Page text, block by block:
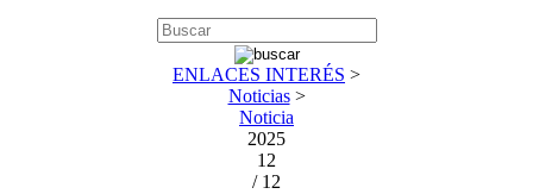
ENLACES INTERÉS >
Noticias>
Noticia
2025
12
/ 12